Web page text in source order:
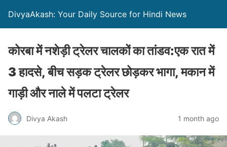
DivyaAkash: Your Daily Source for Hindi News
कोरबा में नशेड़ी ट्रेलर चालकों का तांडव:एक रात में
3 हादसे, बीच सड़क ट्रेलर छोड़कर भागा, मकान में
गाड़ी और नाले में पलटा ट्रेलर
Divya Akash 1 month ago